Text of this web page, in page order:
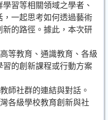
習等相關領域之學者、
一起思考如何透過藝術
的路徑。據此，本次研
教育、通識教育、各級
的創新課程或行動方案
社群的連結與對話。
級學校教育創新與社